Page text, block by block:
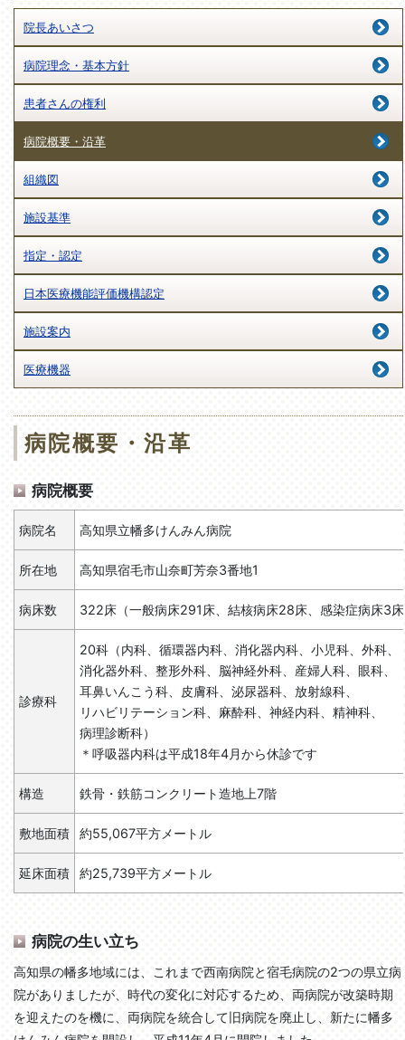
院長あいさつ
病院理念・基本方針
患者さんの権利
病院概要・沿革
組織図
施設基準
指定・認定
日本医療機能評価機構認定
施設案内
医療機器
病院概要・沿革
病院概要
病院名 高知県立幡多けんみん病院
所在地 高知県宿毛市山奈町芳奈3番地1
病床数 322床（一般病床291床、結核病床28床、感染症病床3
診療科
20科（内科、 循環器内科、 消化器内科、 小児科、 外科、
消化器外科、 整形外科、 脳神経外科、 産婦人科、 眼科、
耳鼻いんこう科、
皮膚科、 泌尿器科、 放射線科、
リハビリテーション科、 麻酔科、 神経内科、 精神科、
病理診断科）
＊呼吸器内科は平成18年4月から休診です
構造 鉄骨・鉄筋コンクリート造地上7階
敷地面積 約55,067平方メートル
延床面積 約25,739平方メートル
病院の生い立ち
高知県の幡多地域には、これまで西南病院と宿毛病院の2つの県立病
院がありましたが、時代の変化に対応するため、両病院が改築時期
を迎えたのを機に、両病院を統合して旧病院を廃止し、新たに幡多